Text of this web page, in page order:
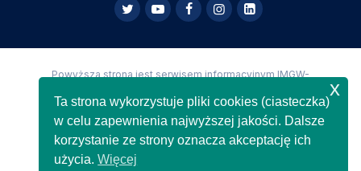
Powyższa strona jest serwisem informacyjnym IMGW-
Copyright IMGW-PIB Wszelkie prawa zastrzeżone
Ta strona wykorzystuje pliki cookies (ciasteczka)
w celu zapewnienia najwyższej jakości. Dalsze
korzystanie ze strony oznacza akceptację ich
użycia.Więcej
x